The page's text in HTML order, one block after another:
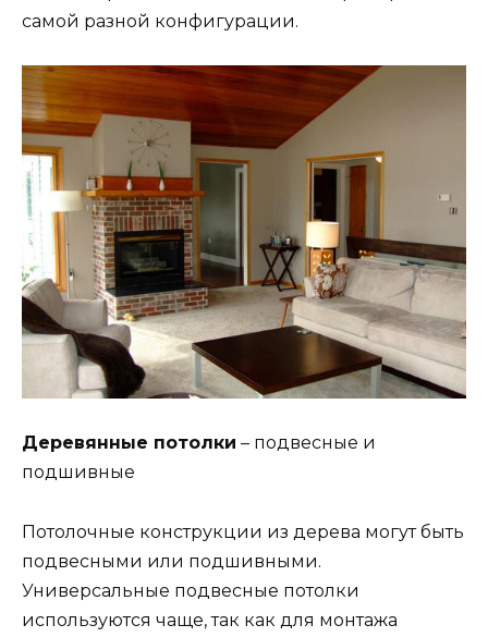
самой разной конфигурации.
Деревянные потолки – подвесные и
подшивные
Потолочные конструкции из дерева могут быть
подвесными или подшивными.
Универсальные подвесные потолки
используются чаще, так как для монтажа